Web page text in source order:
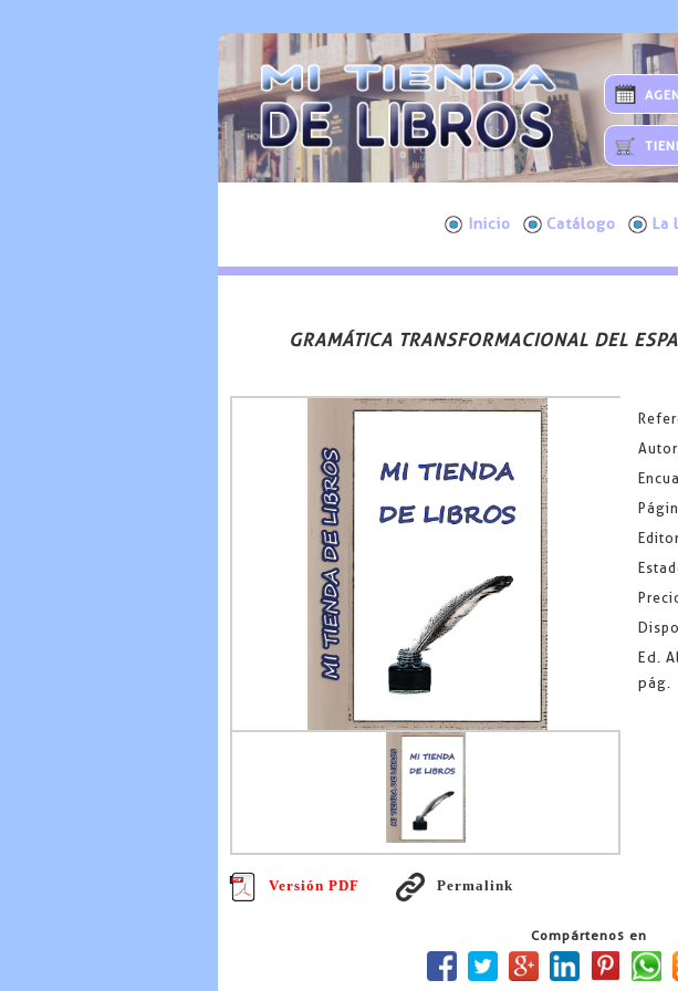
Inicio Catálogo La
GRAMÁTICA TRANSFORMACIONAL DEL
Ed.
pág.
Versión PDF Permalink
Compártenos en